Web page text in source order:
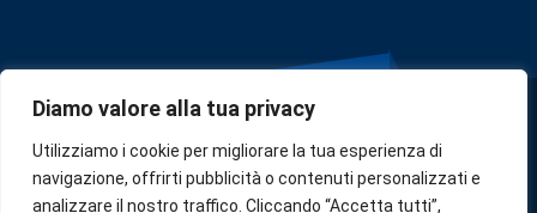
Diamo valore alla tua privacy
Utilizziamo i cookie per migliorare la tua esperienza di
navigazione, offrirti pubblicità o contenuti personalizzati e
analizzare il nostro traffico. Cliccando “Accetta tutti”,